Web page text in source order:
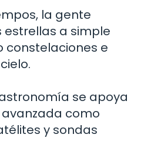
la gente
a simple
constelaciones e
se apoya
como
y sondas